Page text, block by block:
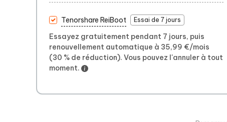
Tenorshare ReiBoot Essai de 7 jours
Essayez gratuitement pendant 7 jours, puis
renouvellement automatique à 35,99 €/mois
(30 % de réduction). Vous pouvez l'annuler à tout
moment.